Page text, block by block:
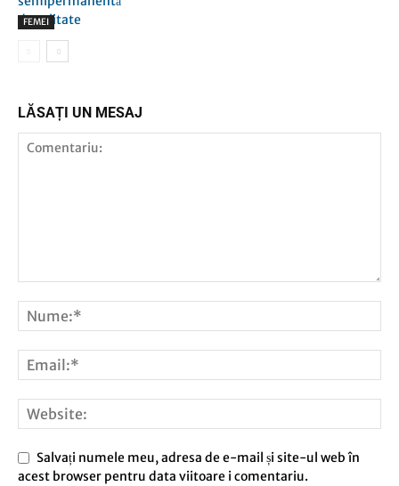
FEMEI
LĂSAȚI UN MESAJ
Salvați numele meu, adresa de e-mail și site-ul web în
acest browser pentru data viitoare i comentariu.